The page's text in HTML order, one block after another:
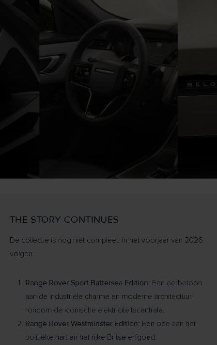
THE STORY CONTINUES
De collectie is nog niet compleet. In het voorjaar van 2026
volgen:
Range Rover Sport Battersea Edition: Een eerbetoon
aan de industriële charme en moderne architectuur
rondom de iconische elektriciteitscentrale.
Range Rover Westminster Edition: Een ode aan het
politieke hart en het rijke Britse erfgoed.